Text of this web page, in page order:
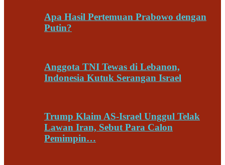
Apa Hasil Pertemuan Prabowo dengan
Putin?
Anggota TNI Tewas di Lebanon,
Indonesia Kutuk Serangan Israel
Trump Klaim AS-Israel Unggul Telak
Lawan Iran, Sebut Para Calon
Pemimpin…